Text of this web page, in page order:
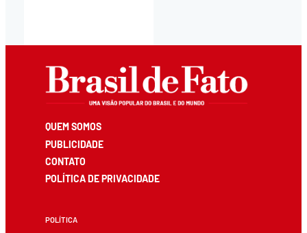
QUEM SOMOS
PUBLICIDADE
CONTATO
POLÍTICA DE PRIVACIDADE
POLÍTICA